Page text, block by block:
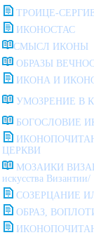
ТРОИЦЕ-
ИКОНОСТАС
СМЫСЛ ИКОНЫ
ОБРАЗЫ
ИКОНА И
УМОЗРЕНИЕ В
БОГОСЛОВИЕ
ЦЕРКВИ
МОЗАИКИ
искусства Византии/
СОЗЕРЦАНИЕ
ОБРАЗ,